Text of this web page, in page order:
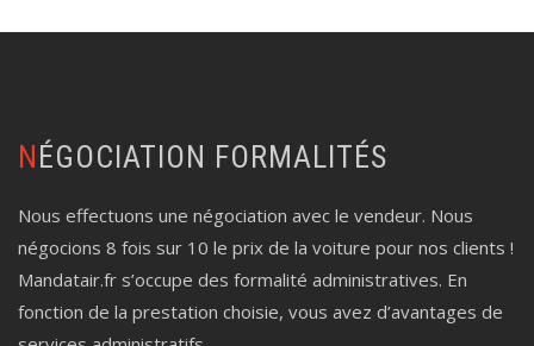
NÉGOCIATION FORMALITÉS
Nous effectuons une négociation avec le vendeur. Nous
négocions 8 fois sur 10 le prix de la voiture pour nos clients !
Mandatair.fr s’occupe des formalité administratives. En
fonction de la prestation choisie, vous avez d’avantages de